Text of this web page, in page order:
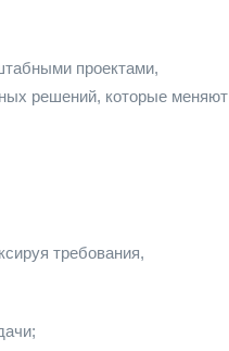
проектами,
решений, которые меняют
требования,